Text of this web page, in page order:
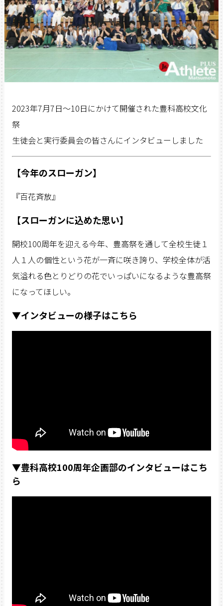
2023年7月7日～10日にかけて開催された豊科高校文化
祭
生徒会と実行委員会の皆さんにインタビューしました
【今年のスローガン】
『百花斉放』
【スローガンに込めた思い】
開校100周年を迎える今年、豊高祭を通して全校生徒１
人１人の個性という花が一斉に咲き誇り、学校全体が活
気溢れる色とりどりの花でいっぱいになるような豊高祭
になってほしい。
▼インタビューの様子はこちら
▼豊科高校100周年企画部のインタビューはこち
ら